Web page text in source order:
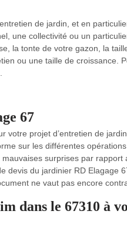
de jardin, et en
une collectivité ou un
la tonte de votre gazon, la
ou une taille de croissance.
67
votre projet d’entretien de
sur les différentes
surprises par rapport
devis du jardinier RD Elagage
ne vaut pas encore
dans le 67310 à